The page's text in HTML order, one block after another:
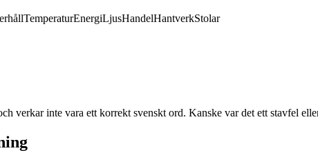
TemperaturEnergiLjusHandelHantverkStolar
verkar inte vara ett korrekt svenskt ord. Kanske var det ett stavfel